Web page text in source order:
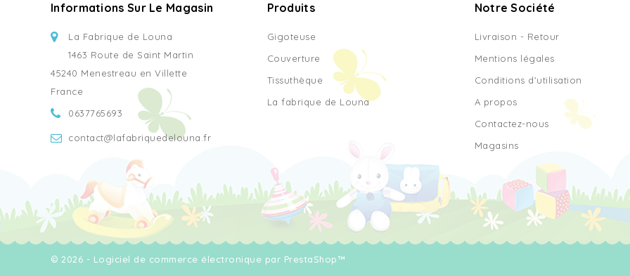
Informations Sur Le Magasin
La Fabrique de Louna
1463 Route de Saint Martin
45240 Menestreau en Villette
France
0637765693
contact@lafabriquedelouna.fr
Produits
Gigoteuse
Couverture
Tissuthèque
La fabrique de Louna
Notre Société
Livraison - Retour
Mentions légales
Conditions d'utilisation
A propos
Contactez-nous
Magasins
© 2026 - Logiciel de commerce électronique par PrestaShop™